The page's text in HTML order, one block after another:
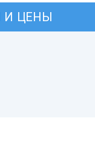
И ЦЕНЫ